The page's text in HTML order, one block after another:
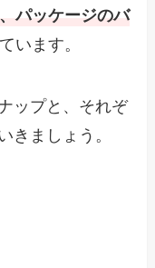
パッケージのバ
います。
ップと、それぞ
きましょう。